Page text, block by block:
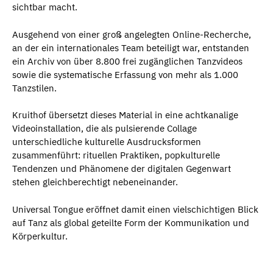
sichtbar macht.
Ausgehend von einer groß angelegten Online-Recherche,
an der ein internationales Team beteiligt war, entstanden
ein Archiv von über 8.800 frei zugänglichen Tanzvideos
sowie die systematische Erfassung von mehr als 1.000
Tanzstilen.
Kruithof übersetzt dieses Material in eine achtkanalige
Videoinstallation, die als pulsierende Collage
unterschiedliche kulturelle Ausdrucksformen
zusammenführt: rituellen Praktiken, popkulturelle
Tendenzen und Phänomene der digitalen Gegenwart
stehen gleichberechtigt nebeneinander.
Universal Tongue eröffnet damit einen vielschichtigen Blick
auf Tanz als global geteilte Form der Kommunikation und
Körperkultur.